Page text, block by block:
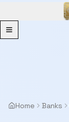
Menu
Home Banks